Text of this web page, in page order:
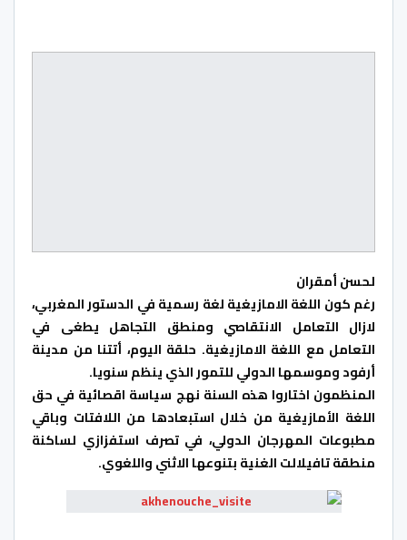
لحسن أمقران
رغم كون اللغة الامازيغية لغة رسمية في الدستور المغربي،
لازال التعامل الانتقاصي ومنطق التجاهل يطغى في
التعامل مع اللغة الامازيغية. حلقة اليوم، أتتنا من مدينة
أرفود وموسمها الدولي للتمور الذي ينظم سنويا.
المنظمون اختاروا هذه السنة نهج سياسة اقصائية في حق
اللغة الأمازيغية من خلال استبعادها من اللافتات وباقي
مطبوعات المهرجان الدولي، في تصرف استفزازي لساكنة
منطقة تافيلالت الغنية بتنوعها الاثني واللغوي.